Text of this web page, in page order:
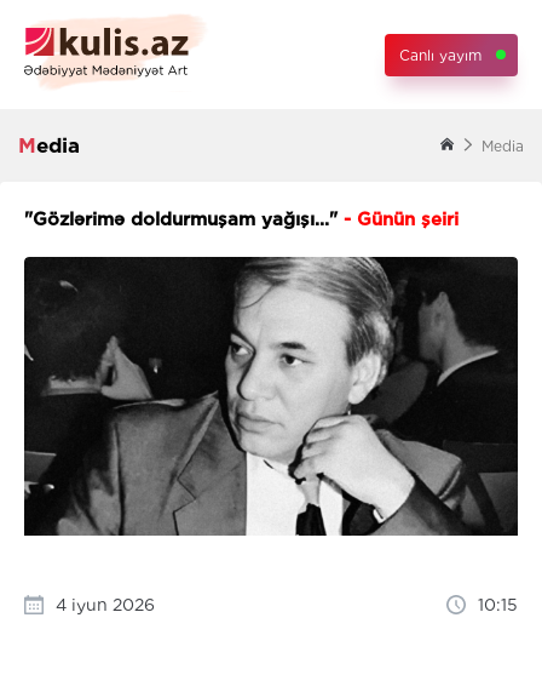
Canlı yayım
Media Media
"Gözlərimə doldurmuşam yağışı..." - Günün şeiri
4 iyun 2026 10:15